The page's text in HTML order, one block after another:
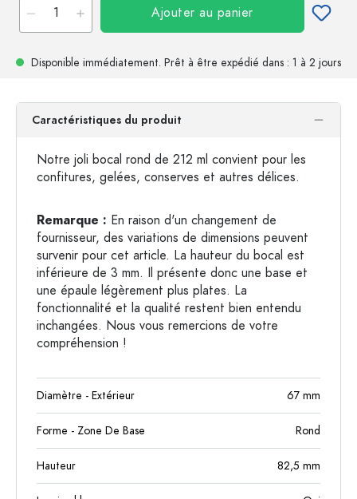
Ajouter au panier
Disponible immédiatement. Prêt à être expédié dans : 1 à 2 jours
Caractéristiques du produit
Notre joli bocal rond de 212 ml convient pour les
confitures, gelées, conserves et autres délices.
Remarque : En raison d'un changement de
fournisseur, des variations de dimensions peuvent
survenir pour cet article. La hauteur du bocal est
inférieure de 3 mm. Il présente donc une base et
une épaule légèrement plus plates. La
fonctionnalité et la qualité restent bien entendu
inchangées. Nous vous remercions de votre
compréhension !
Diamètre - Extérieur 67 mm
Forme - Zone De Base Rond
Hauteur 82,5 mm